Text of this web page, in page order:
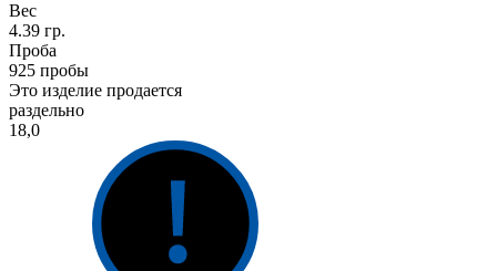
Вес
4.39 гр.
Проба
925 пробы
Это изделие продается
раздельно
18,0